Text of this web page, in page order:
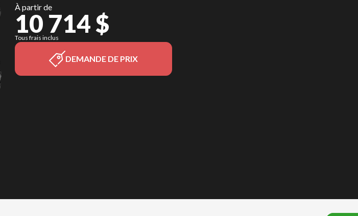
À partir de
10 714 $
Tous frais inclus
DEMANDE DE PRIX